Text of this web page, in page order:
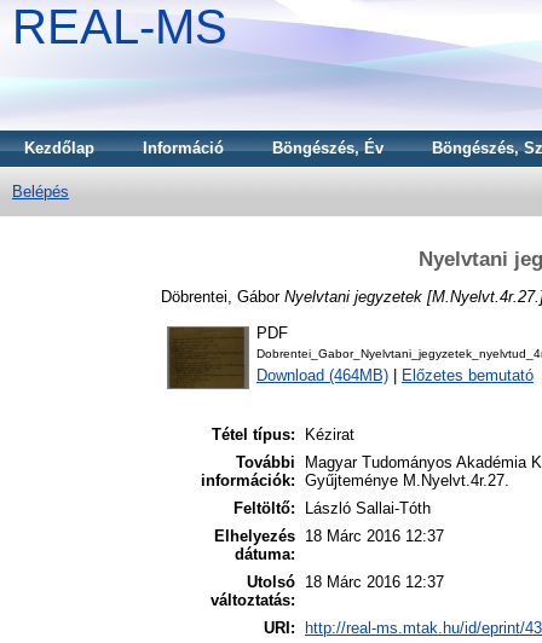
REAL-MS
Kezdőlap Információ Böngészés, Év Böngészés,
Belépés
Nyelvtani
Döbrentei, Gábor Nyelvtani jegyzetek
PDF
Download (464MB) Előzetes bemutató
Tétel típus:
Kézirat
További
információk:
Magyar Tudományos Akadémia
Gyűjteménye M.Nyelvt.4r.27.
Feltöltő:
László Sallai-Tóth
Elhelyezés
dátuma:
18 Márc 2016 12:37
Utolsó
változtatás:
18 Márc 2016 12:37
URI: http://real-ms.mtak.hu/id/eprint/